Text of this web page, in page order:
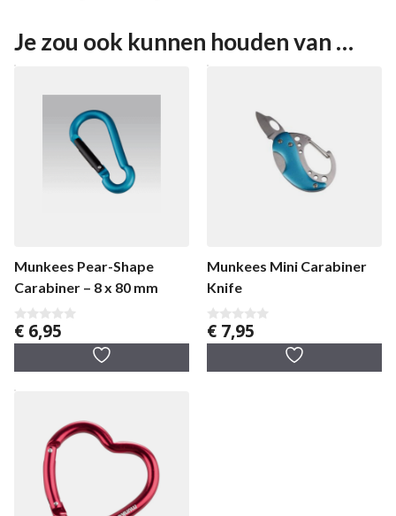
Je zou ook kunnen houden van …
Munkees Pear-Shape
Carabiner – 8 x 80 mm
0
v
€ 6,95
Munkees Mini Carabiner
Knife
0
v
€ 7,95